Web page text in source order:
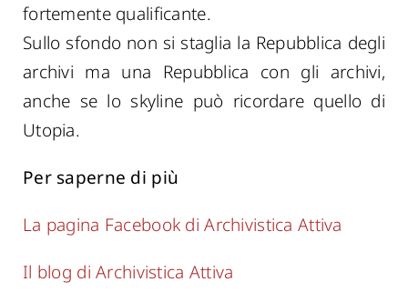
fortemente qualificante.
Sullo sfondo non si staglia la Repubblica degli
archivi ma una Repubblica con gli archivi,
anche se lo skyline può ricordare quello di
Utopia.
Per saperne di più
La pagina Facebook di Archivistica Attiva
Il blog di Archivistica Attiva